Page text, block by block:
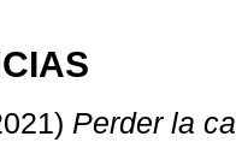
Perder la